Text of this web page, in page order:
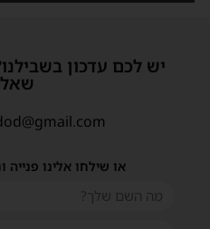
יש לכם עדכון
או שילחו אלינו